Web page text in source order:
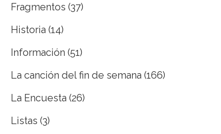
Fragmentos (37)
Historia (14)
Información (51)
La canción del fin de semana (166)
La Encuesta (26)
Listas (3)